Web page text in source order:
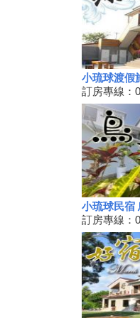
動
秋冬
用？
108年
動
單車騎
塔極
up
Hi~枋
單車
第四
賽」
灘展
屏東
依依
大鵬
鐵人
高鐵
小琉球渡假
訂房專線：
小琉球民宿
訂房專線：